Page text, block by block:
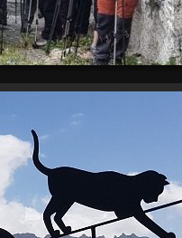
Démarrer diaporama